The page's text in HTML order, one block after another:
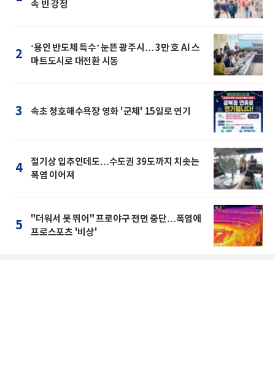
속 빈 강정
2
‘용인 반도체 특수’ 눈뜬 광주시… 3만 호 AI 스
마트도시로 대전환 시동
3 속초 청호해수욕장 영화 '군체' 15일로 연기
4
절기상 입추인데도…수도권 39도까지 치솟는
폭염 이어져
5
"더워서 못 뛰어" 프로야구 전면 중단…폭염에
프로스포츠 '비상'